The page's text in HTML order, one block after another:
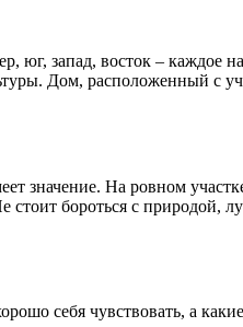
юг, запад, восток – каждое
Дом, расположенный с
значение. На ровном
бороться с природой,
себя чувствовать, а